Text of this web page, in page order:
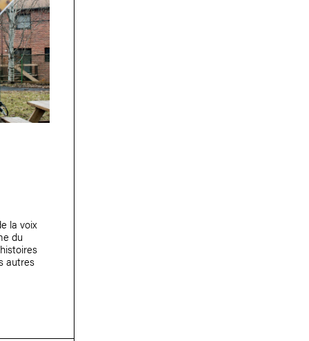
la voix
du
autres